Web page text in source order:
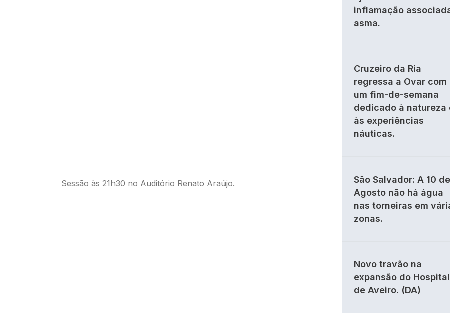
Sessão às 21h30 no Auditório Renato Araújo.
inflamação
asma.
Cruzeiro da Ria
regressa a Ovar com
um fim-de-semana
dedicado à natureza
às experiências
náuticas.
São Salvador: A 10 de
Agosto não há água
nas torneiras em
zonas.
Novo travão na
expansão do Hospital
de Aveiro. (DA)